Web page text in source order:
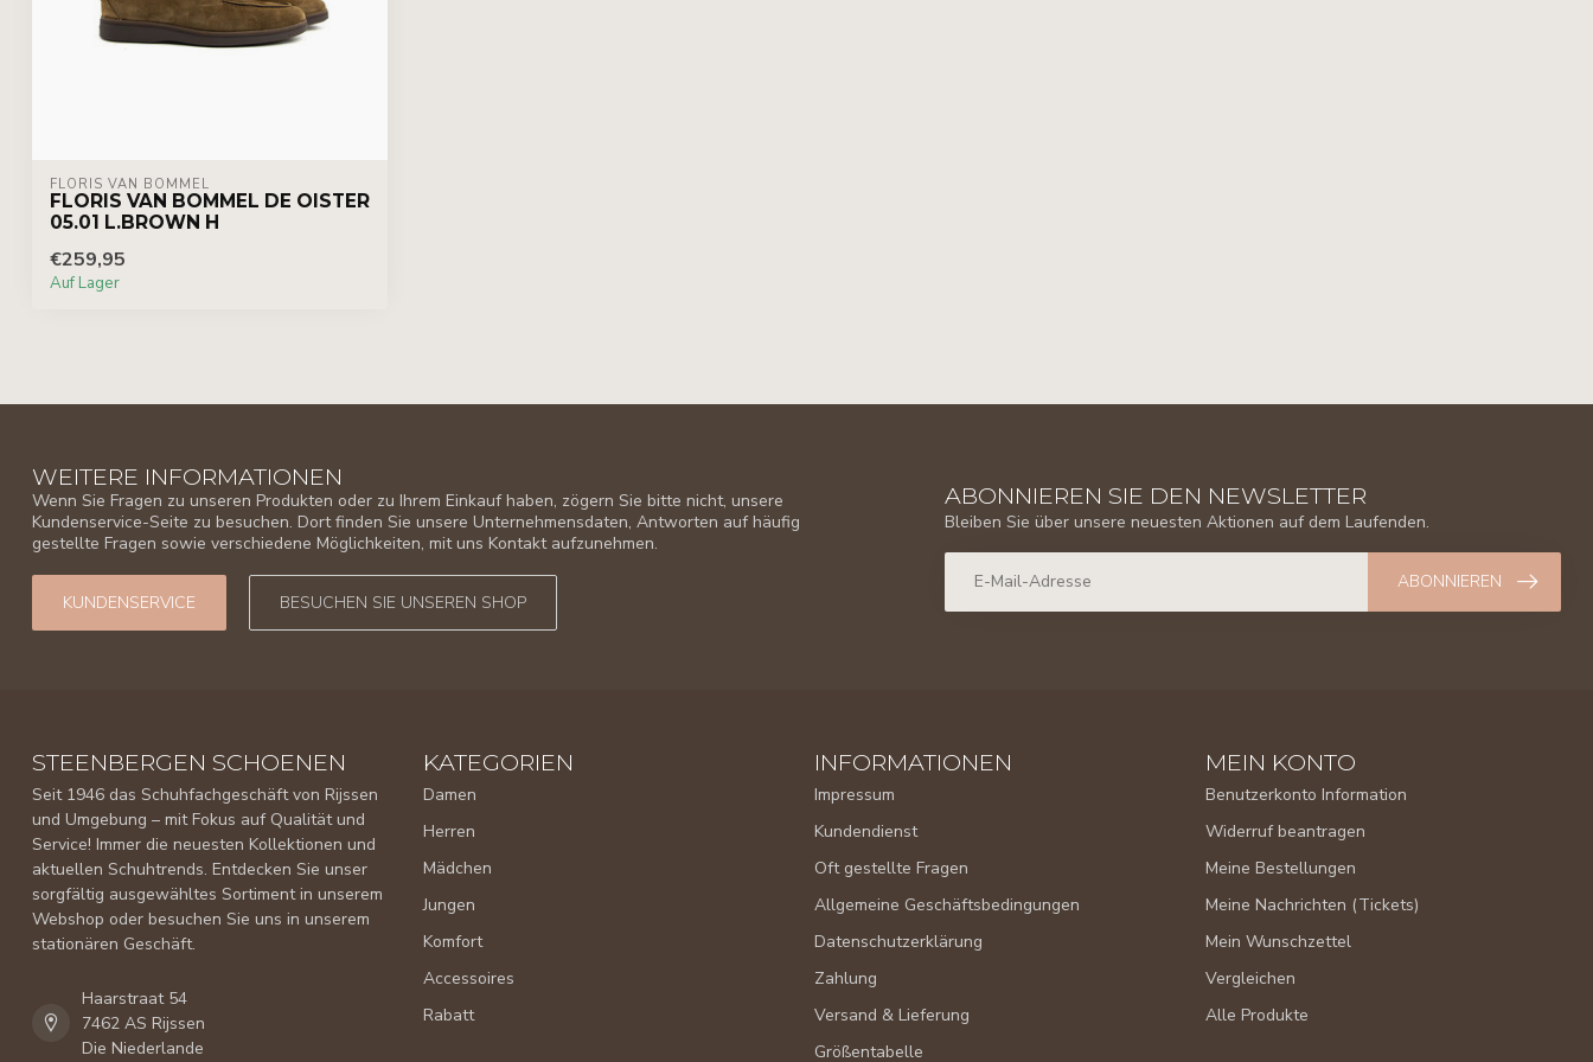
FLORIS VAN BOMMEL
FLORIS VAN BOMMEL DE OISTER
05.01 L.BROWN H
€259,95
Auf Lager
WEITERE INFORMATIONEN
Wenn Sie Fragen zu unseren Produkten oder zu Ihrem Einkauf haben, zögern Sie bitte nicht, unsere
Kundenservice-Seite zu besuchen. Dort finden Sie unsere Unternehmensdaten, Antworten auf häufig
gestellte Fragen sowie verschiedene Möglichkeiten, mit uns Kontakt aufzunehmen.
KUNDENSERVICE BESUCHEN SIE UNSEREN SHOP
ABONNIEREN SIE DEN NEWSLETTER
Bleiben Sie über unsere neuesten Aktionen auf dem Laufenden.
ABONNIEREN
STEENBERGEN SCHOENEN
Seit 1946 das Schuhfachgeschäft von Rijssen
und Umgebung – mit Fokus auf Qualität und
Service! Immer die neuesten Kollektionen und
aktuellen Schuhtrends. Entdecken Sie unser
sorgfältig ausgewähltes Sortiment in unserem
Webshop oder besuchen Sie uns in unserem
stationären Geschäft.
Haarstraat 54
7462 AS Rijssen
Die Niederlande
KATEGORIEN
Damen
Herren
Mädchen
Jungen
Komfort
Accessoires
Rabatt
INFORMATIONEN
Impressum
Kundendienst
Oft gestellte Fragen
Allgemeine Geschäftsbedingungen
Datenschutzerklärung
Zahlung
Versand & Lieferung
Größentabelle
MEIN KONTO
Benutzerkonto Information
Widerruf beantragen
Meine Bestellungen
Meine Nachrichten (Tickets)
Mein Wunschzettel
Vergleichen
Alle Produkte